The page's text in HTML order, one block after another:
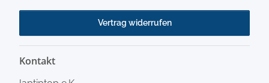
Vertrag widerrufen
Kontakt